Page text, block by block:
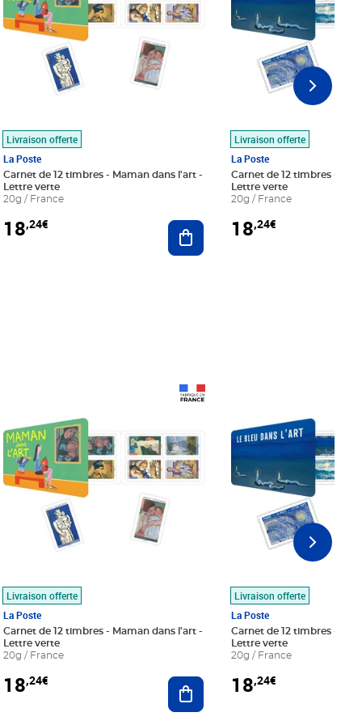
au panier
Livraison offerte
La Poste
Carnet de 12 timbres - Maman dans l'art -
Lettre verte
20g / France
18,24€ Ajouter au panier
Livraison offerte
La Poste
Carnet de 12 timbres - Le
Lettre verte
20g / France
18,24€
au panier
Livraison offerte
La Poste
Carnet de 12 timbres - Maman dans l'art -
Lettre verte
20g / France
18,24€ Ajouter au panier
Livraison offerte
La Poste
Carnet de 12 timbres - Le
Lettre verte
20g / France
18,24€